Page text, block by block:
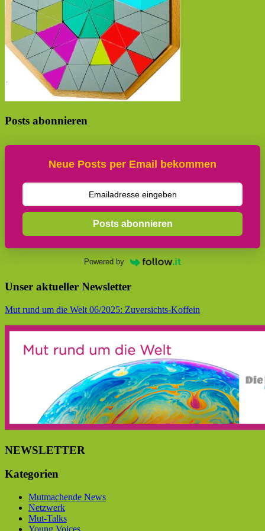
Posts abonnieren
Neue Posts per Email bekommen
Posts abonnieren
Powered by
Unser aktueller Newsletter
Mut rund um die Welt 06/2025: Zuversichts-Koffein
NEWSLETTER
Kategorien
Mutmachende News
Netzwerk
Mut-Talks
Young Voices